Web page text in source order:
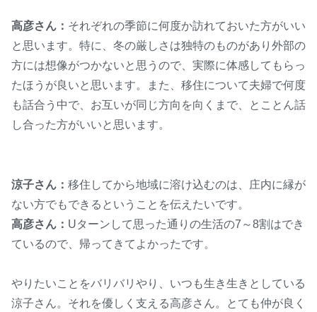
高彦さん： それぞれの季節に何度か訪れておいた方がいい
と思います。特に、冬の厳しさは独特のものがあり外部の
方には想像がつかないと思うので、実際に体感してもらっ
たほうが良いと思います。また、移住について夫婦で何度
も話合う中で、お互いが同じ方向を向くまで、とことん話
し合った方がいいと思います。
涼子さん： 移住してから地域に溶け込むのは、庄内に縁が
ない方でもできるということを伝えたいです。
高彦さん： Uターンして思った通りの生活の7～8割はでき
ているので、帰ってきてよかったです。
やりたいことをバリバリやり、いつも生き生きとしている
涼子さん。それを優しく支える高彦さん。とても仲が良く